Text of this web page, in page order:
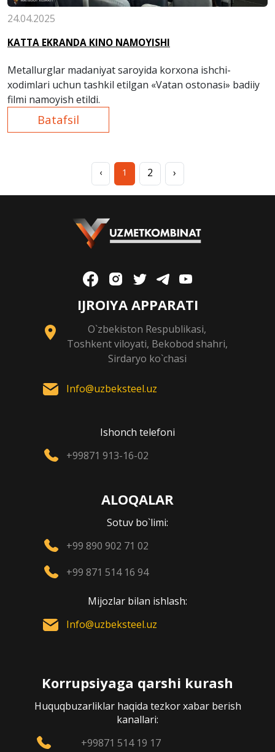
24.04.2025
KATTA EKRANDA KINO NAMOYISHI
Metallurglar madaniyat saroyida korxona ishchi-
xodimlari uchun tashkil etilgan «Vatan ostonasi» badiiy
filmi namoyish etildi.
Batafsil
‹ 1 2 ›
IJROIYA APPARATI
O`zbekiston Respublikasi,
Toshkent viloyati, Bekobod shahri,
Sirdaryo ko`chasi
Info@uzbeksteel.uz
Ishonch telefoni
+99871 913-16-02
ALOQALAR
Sotuv bo`limi:
+99 890 902 71 02
+99 871 514 16 94
Mijozlar bilan ishlash:
Info@uzbeksteel.uz
Korrupsiyaga qarshi kurash
Huquqbuzarliklar haqida tezkor xabar berish
kanallari:
+99871 514 19 17